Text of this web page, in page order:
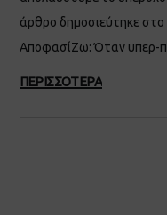
άρθρο δημοσιεύτηκε
ΑποφασίΖω: Όταν υπερ-
ΠΕΡΙΣΣΟΤΕΡΑ